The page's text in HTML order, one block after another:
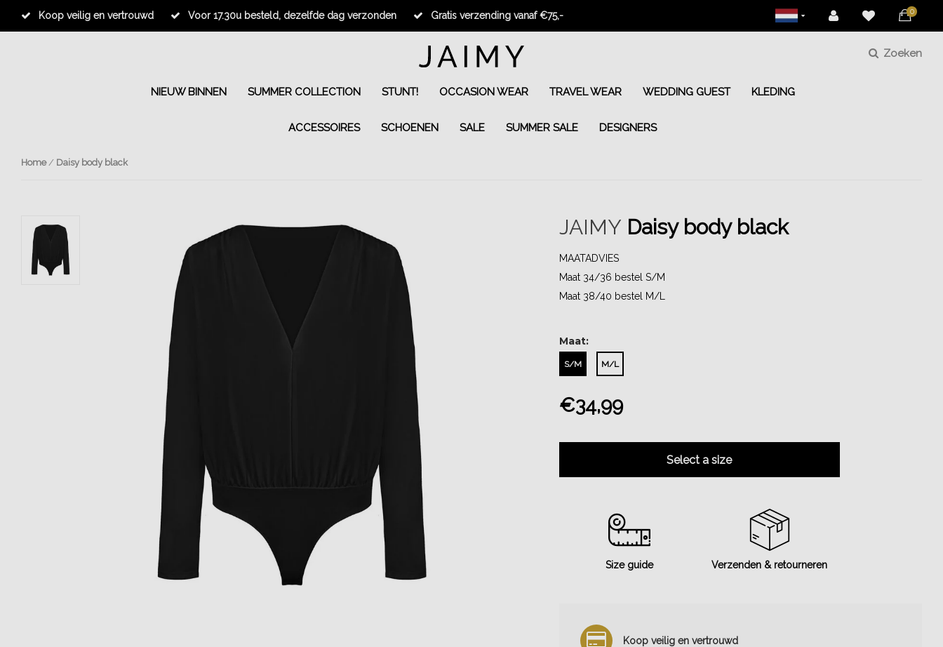
Koop veilig en vertrouwd Voor 17.30u besteld, dezelfde dag verzonden Gratis verzending vanaf €75,- 0
Zoeken
NIEUW BINNEN SUMMER COLLECTION STUNT! OCCASION WEAR TRAVEL WEAR WEDDING GUEST KLEDING
ACCESSOIRES SCHOENEN SALE SUMMER SALE DESIGNERS
Home/ Daisy body black
JAIMY Daisy body black
MAATADVIES
Maat 34/36 bestel S/M
Maat 38/40 bestel M/L
Maat:
S/M M/L
€34,99
Select a size
Size guide Verzenden & retourneren
Koop veilig en vertrouwd